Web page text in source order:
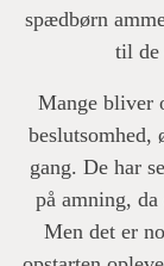
spædbørn
til de
Mange bliver
beslutsomhed,
gang. De har
på amning,
Men det er